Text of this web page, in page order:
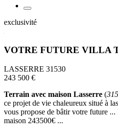
exclusivité
VOTRE FUTURE VILLA
LASSERRE 31530
243 500 €
Terrain avec maison Lasserre (
ce projet de vie chaleureux situé à
vous propose de bâtir votre future
maison 243500€ ...